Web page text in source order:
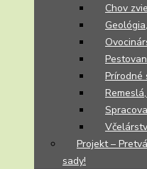
Chov
Prírodné
Projekt –
sady!